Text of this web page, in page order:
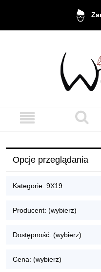
Opcje przeglądania
Kategorie: 9X19
Producent: (wybierz)
Dostępność: (wybierz)
Cena: (wybierz)